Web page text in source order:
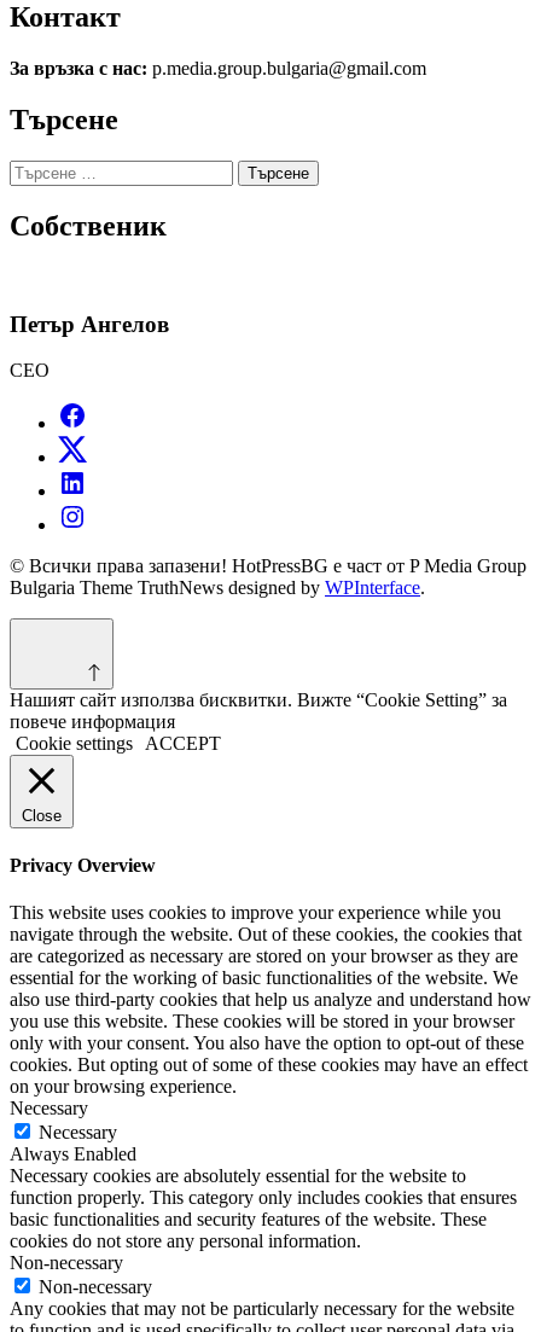
Контакт
За връзка с нас: p.media.group.bulgaria@gmail.com
Търсене
Търсене
за:
Собственик
Петър Ангелов
CEO
© Всички права запазени! HotPressBG е част от P Media Group
Bulgaria Theme TruthNews designed by WPInterface.
Нашият сайт използва бисквитки. Вижте “Cookie Setting” за
повече информация
Cookie settings
ACCEPT
Close
Privacy Overview
This website uses cookies to improve your experience while you
navigate through the website. Out of these cookies, the cookies that
are categorized as necessary are stored on your browser as they are
essential for the working of basic functionalities of the website. We
also use third-party cookies that help us analyze and understand how
you use this website. These cookies will be stored in your browser
only with your consent. You also have the option to opt-out of these
cookies. But opting out of some of these cookies may have an effect
on your browsing experience.
Necessary
Necessary
Always Enabled
Necessary cookies are absolutely essential for the website to
function properly. This category only includes cookies that ensures
basic functionalities and security features of the website. These
cookies do not store any personal information.
Non-necessary
Non-necessary
Any cookies that may not be particularly necessary for the website